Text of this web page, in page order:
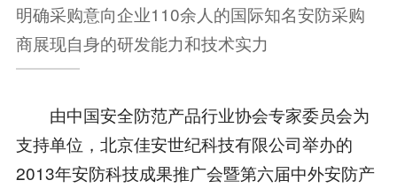
明确采购意向企业110余人的国际知名安防采购
商展现自身的研发能力和技术实力
由中国安全防范产品行业协会专家委员会为
支持单位，北京佳安世纪科技有限公司举办的
2013年安防科技成果推广会暨第六届中外安防产